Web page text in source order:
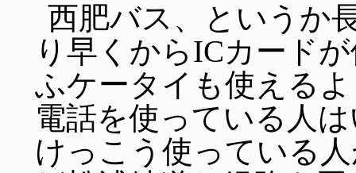
西肥バス、というか
り早くからICカード
ふケータイも使える
電話を使っている人
けっこう使っている